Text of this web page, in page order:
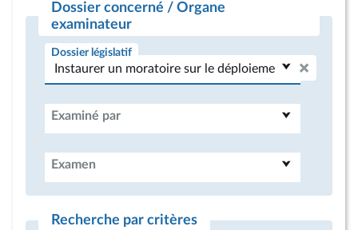
Dossier concerné / Organe
examinateur
Dossier législatif
Examiné par
Examen
Recherche par critères